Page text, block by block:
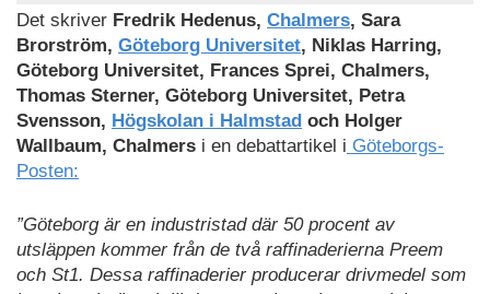
Det skriver Fredrik Hedenus, Chalmers, Sara
Brorström, Göteborg Universitet, Niklas Harring,
Göteborg Universitet, Frances Sprei, Chalmers,
Thomas Sterner, Göteborg Universitet, Petra
Svensson, Högskolan i Halmstad och Holger
Wallbaum, Chalmers i en debattartikel i Göteborgs-
Posten:
”Göteborg är en industristad där 50 procent av
utsläppen kommer från de två raffinaderierna Preem
och St1. Dessa raffinaderier producerar drivmedel som